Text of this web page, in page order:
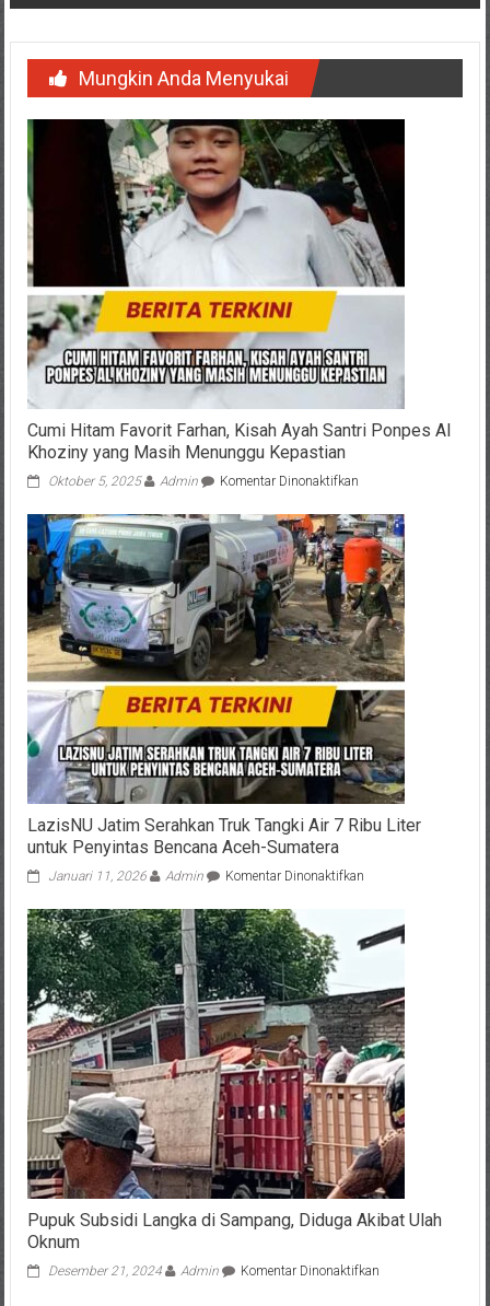
Mungkin Anda Menyukai
Cumi Hitam Favorit Farhan, Kisah Ayah Santri Ponpes Al
Khoziny yang Masih Menunggu Kepastian
Oktober 5, 2025 Admin Komentar Dinonaktifkanpada
Hitam
Favorit
Farhan,
Kisah
Ayah
Santri
Ponpes
Al
Khoziny
yang
Masih
Menunggu
Kepastian
LazisNU Jatim Serahkan Truk Tangki Air 7 Ribu Liter
untuk Penyintas Bencana Aceh-Sumatera
Januari 11, 2026 Admin Komentar Dinonaktifkanpada
Serahkan
Truk
Air
7
Ribu
Liter
untuk
Penyintas
Bencana
Aceh-
Sumatera
Pupuk Subsidi Langka di Sampang, Diduga Akibat Ulah
Oknum
Desember 21, 2024 Admin Komentar Dinonaktifkanpada